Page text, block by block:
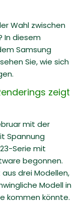
Wahl zwischen
In diesem
Samsung
Sie, wie sich
zeigt
mit der
Spannung
Serie mit
begonnen.
drei Modellen,
Modell in
kommen könnte.